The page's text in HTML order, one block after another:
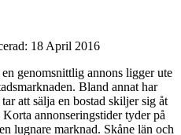
18 April 2016
genomsnittlig annons ligger ute
Bland annat har
att sälja en bostad skiljer sig åt
annonseringstider tyder på
lugnare marknad. Skåne län och